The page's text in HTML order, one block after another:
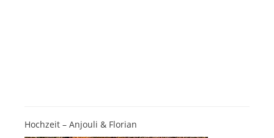
Hochzeit – Anjouli & Florian